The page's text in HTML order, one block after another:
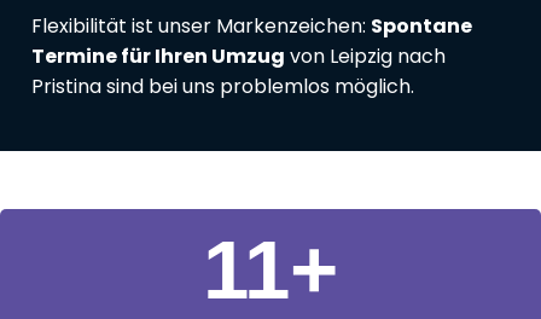
Flexibilität ist unser Markenzeichen: Spontane
Termine für Ihren Umzug von Leipzig nach
Pristina sind bei uns problemlos möglich.
11+